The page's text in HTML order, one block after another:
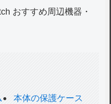
おすすめ周辺機器・
本体の保護ケース